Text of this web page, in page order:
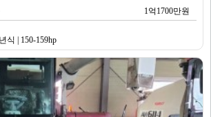
1억1700만원
식 | 150-159hp